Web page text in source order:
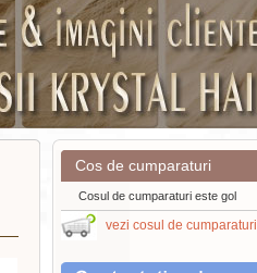
Cos de cumparaturi
Cosul de cumparaturi este gol
vezi cosul de cumparaturi